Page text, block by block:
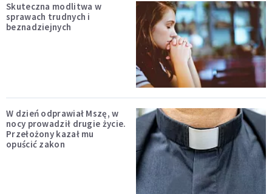
Skuteczna modlitwa w
sprawach trudnych i
beznadziejnych
W dzień odprawiał Mszę, w
nocy prowadził drugie życie.
Przełożony kazał mu
opuścić zakon